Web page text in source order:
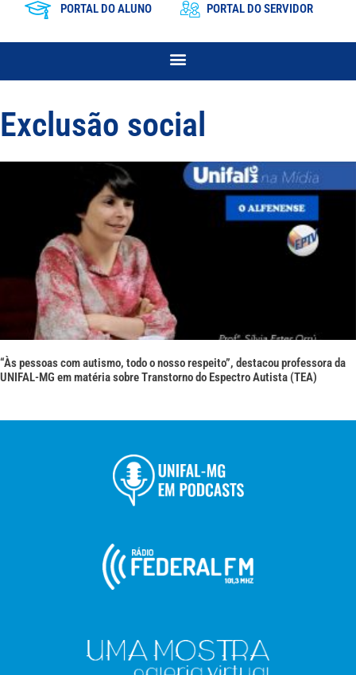
PORTAL DO ALUNO PORTAL DO SERVIDOR
Exclusão social
“Às pessoas com autismo, todo o nosso respeito”, destacou professora da
UNIFAL-MG em matéria sobre Transtorno do Espectro Autista (TEA)